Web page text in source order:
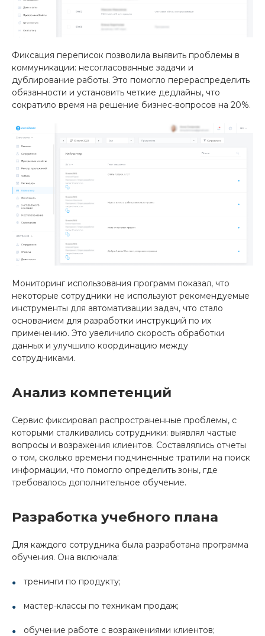
Фиксация переписок позволила выявить проблемы в
коммуникации: несогласованные задачи и
дублирование работы. Это помогло перераспределить
обязанности и установить четкие дедлайны, что
сократило время на решение бизнес-вопросов на 20%.
Мониторинг использования программ показал, что
некоторые сотрудники не используют рекомендуемые
инструменты для автоматизации задач, что стало
основанием для разработки инструкций по их
применению. Это увеличило скорость обработки
данных и улучшило координацию между
сотрудниками.
Анализ компетенций
Сервис фиксировал распространенные проблемы, с
которыми сталкивались сотрудники: выявлял частые
вопросы и возражения клиентов. Составлялись отчеты
о том, сколько времени подчиненные тратили на поиск
информации, что помогло определить зоны, где
требовалось дополнительное обучение.
Разработка учебного плана
Для каждого сотрудника была разработана программа
обучения. Она включала:
тренинги по продукту;
мастер-классы по техникам продаж;
обучение работе с возражениями клиентов;